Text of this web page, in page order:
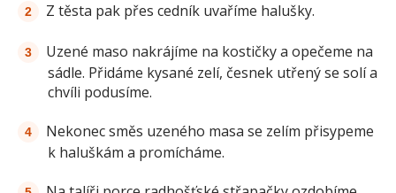
Z těsta pak přes cedník uvaříme halušky.
Uzené maso nakrájíme na kostičky a opečeme na
sádle. Přidáme kysané zelí, česnek utřený se solí a
chvíli podusíme.
Nekonec směs uzeného masa se zelím přisypeme
k haluškám a promícháme.